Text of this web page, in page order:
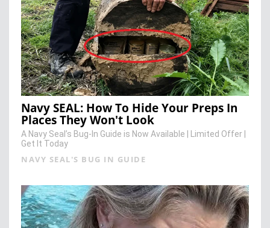
Navy SEAL: How To Hide Your Preps In
Places They Won't Look
A Navy Seal’s Bug-In Guide is Now Available | Limited Offer |
Get It Today
NAVY SEAL'S BUG IN GUIDE